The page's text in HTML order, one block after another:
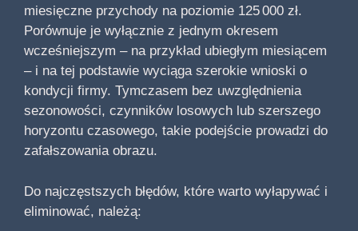
miesięczne przychody na poziomie 125 000 zł.
Porównuje je wyłącznie z jednym okresem
wcześniejszym – na przykład ubiegłym miesiącem
– i na tej podstawie wyciąga szerokie wnioski o
kondycji firmy. Tymczasem bez uwzględnienia
sezonowości, czynników losowych lub szerszego
horyzontu czasowego, takie podejście prowadzi do
zafałszowania obrazu.
Do najczęstszych błędów, które warto wyłapywać i
eliminować, należą: